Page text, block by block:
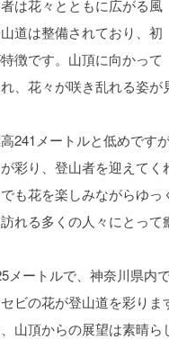
は花々とともに広がる風
道は整備されており、初
徴です。山頂に向かって
、花々が咲き乱れる姿が
241メートルと低めです
彩り、登山者を迎えて
も花を楽しみながらゆ
れる多くの人々にとって
ートルで、神奈川県内
ビの花が登山道を彩り
山頂からの展望は素晴